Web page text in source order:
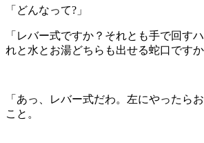
「どんなって?」
「レバー式ですか？それとも手で回す
れと水とお湯どちらも出せる蛇口ですか
「あっ、レバー式だわ。左にやったら
こと。